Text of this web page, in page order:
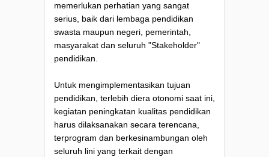
memerlukan perhatian yang sangat
serius, baik dari lembaga pendidikan
swasta maupun negeri, pemerintah,
masyarakat dan seluruh "Stakeholder"
pendidikan.
Untuk mengimplementasikan tujuan
pendidikan, terlebih diera otonomi saat ini,
kegiatan peningkatan kualitas pendidikan
harus dilaksanakan secara terencana,
terprogram dan berkesinambungan oleh
seluruh lini yang terkait dengan